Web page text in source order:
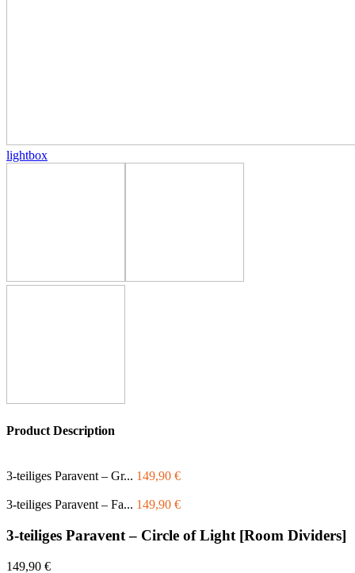
lightbox
Product Description
3-teiliges Paravent – Gr... 149,90 €
3-teiliges Paravent – Fa... 149,90 €
3-teiliges Paravent – Circle of Light [Room Dividers]
149,90 €